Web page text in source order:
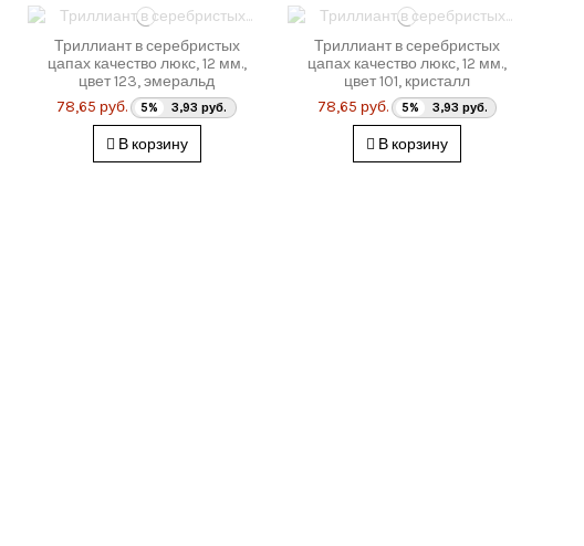
Триллиант в серебристых
цапах качество люкс, 12 мм.,
цвет 123, эмеральд
78,65 руб.
5% 3,93 руб.
В корзину
Триллиант в серебристых
цапах качество люкс, 12 мм.,
цвет 101, кристалл
78,65 руб.
5% 3,93 руб.
В корзину